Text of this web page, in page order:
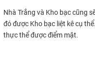
Nhà Trắng và Kho bạc cũng
đó được Kho bạc liệt kê cụ
thực thể được điểm mặt.